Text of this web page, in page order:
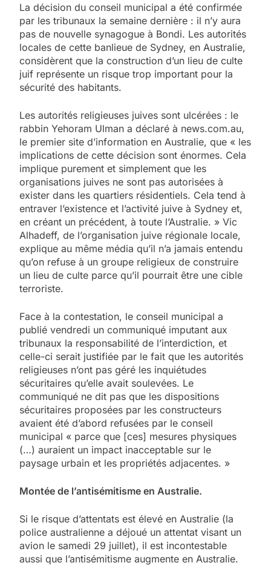
La décision du conseil municipal a été confirmée
par les tribunaux la semaine dernière : il n’y aura
pas de nouvelle synagogue à Bondi. Les autorités
locales de cette banlieue de Sydney, en Australie,
considèrent que la construction d’un lieu de culte
juif représente un risque trop important pour la
sécurité des habitants.
Les autorités religieuses juives sont ulcérées : le
rabbin Yehoram Ulman a déclaré à news.com.au,
le premier site d’information en Australie, que « les
implications de cette décision sont énormes. Cela
implique purement et simplement que les
organisations juives ne sont pas autorisées à
exister dans les quartiers résidentiels. Cela tend à
entraver l’existence et l’activité juive à Sydney et,
en créant un précédent, à toute l’Australie. » Vic
Alhadeff, de l’organisation juive régionale locale,
explique au même média qu’il n’a jamais entendu
qu’on refuse à un groupe religieux de construire
un lieu de culte parce qu’il pourrait être une cible
terroriste.
Face à la contestation, le conseil municipal a
publié vendredi un communiqué imputant aux
tribunaux la responsabilité de l’interdiction, et
celle-ci serait justifiée par le fait que les autorités
religieuses n’ont pas géré les inquiétudes
sécuritaires qu’elle avait soulevées. Le
communiqué ne dit pas que les dispositions
sécuritaires proposées par les constructeurs
avaient été d’abord refusées par le conseil
municipal « parce que [ces] mesures physiques
(…) auraient un impact inacceptable sur le
paysage urbain et les propriétés adjacentes. »
Montée de l’antisémitisme en Australie.
Si le risque d’attentats est élevé en Australie (la
police australienne a déjoué un attentat visant un
avion le samedi 29 juillet), il est incontestable
aussi que l’antisémitisme augmente en Australie.